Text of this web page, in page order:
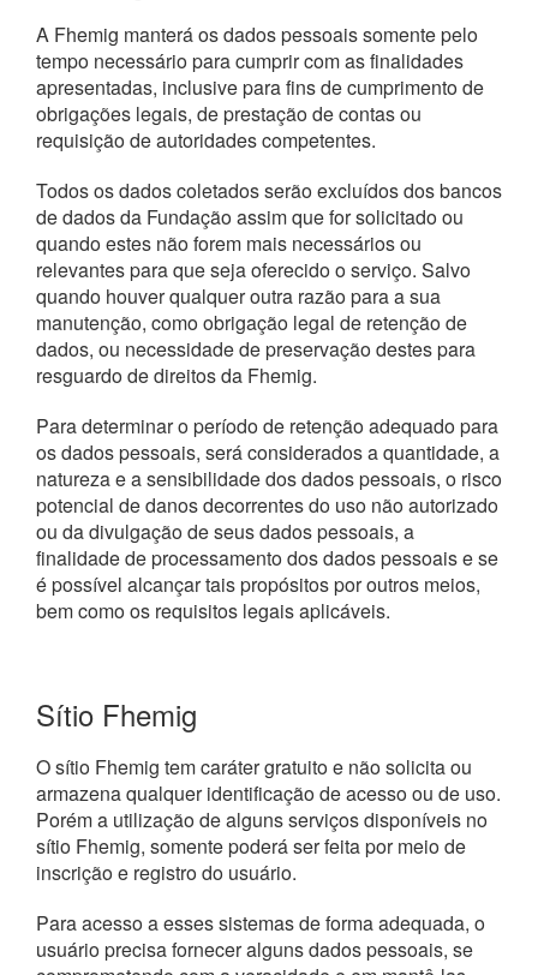
A Fhemig manterá os dados pessoais somente pelo
tempo necessário para cumprir com as finalidades
apresentadas, inclusive para fins de cumprimento de
obrigações legais, de prestação de contas ou
requisição de autoridades competentes.
Todos os dados coletados serão excluídos dos bancos
de dados da Fundação assim que for solicitado ou
quando estes não forem mais necessários ou
relevantes para que seja oferecido o serviço. Salvo
quando houver qualquer outra razão para a sua
manutenção, como obrigação legal de retenção de
dados, ou necessidade de preservação destes para
resguardo de direitos da Fhemig.
Para determinar o período de retenção adequado para
os dados pessoais, será considerados a quantidade, a
natureza e a sensibilidade dos dados pessoais, o risco
potencial de danos decorrentes do uso não autorizado
ou da divulgação de seus dados pessoais, a
finalidade de processamento dos dados pessoais e se
é possível alcançar tais propósitos por outros meios,
bem como os requisitos legais aplicáveis.
Sítio Fhemig
O sítio Fhemig tem caráter gratuito e não solicita ou
armazena qualquer identificação de acesso ou de uso.
Porém a utilização de alguns serviços disponíveis no
sítio Fhemig, somente poderá ser feita por meio de
inscrição e registro do usuário.
Para acesso a esses sistemas de forma adequada, o
usuário precisa fornecer alguns dados pessoais, se